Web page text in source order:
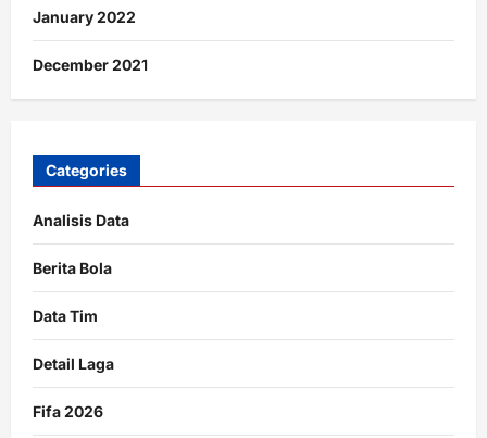
January 2022
December 2021
Categories
Analisis Data
Berita Bola
Data Tim
Detail Laga
Fifa 2026